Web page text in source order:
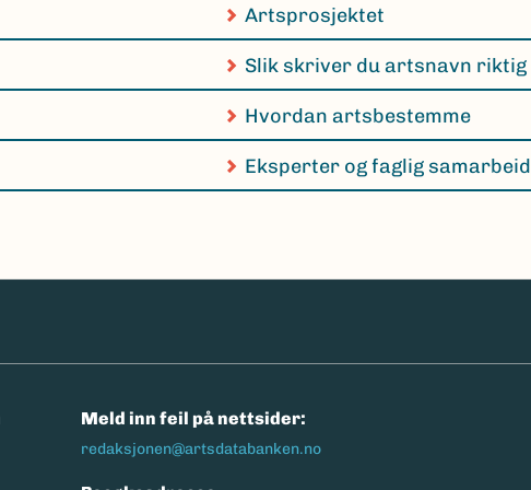
Artsprosjektet
Slik skriver du artsnavn riktig
Hvordan artsbestemme
Eksperter og faglig samarbeid
Meld inn feil på nettsider:
redaksjonen@artsdatabanken.no